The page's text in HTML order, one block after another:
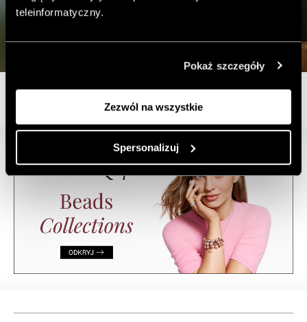
teleinformatyczny.
Pokaż szczegóły
Zezwól na wszystkie
Spersonalizuj